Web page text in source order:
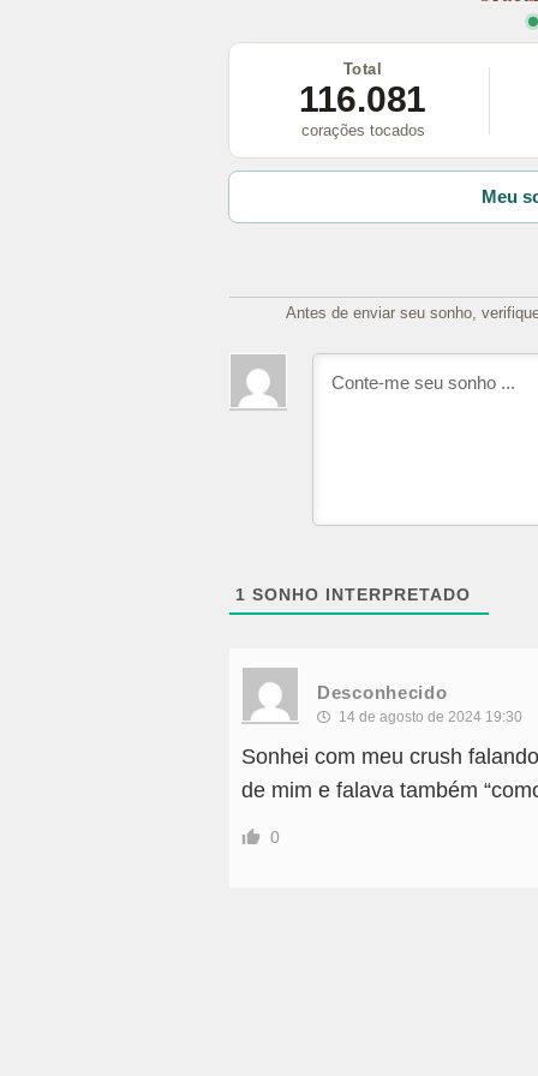
Total
116.081
corações tocados
Meu
Antes de enviar seu sonho,
1 SONHO INTERPRETADO
Desconhecido
14 de agosto de 2024 19:30
Sonhei com meu crush
de mim e falava também
0